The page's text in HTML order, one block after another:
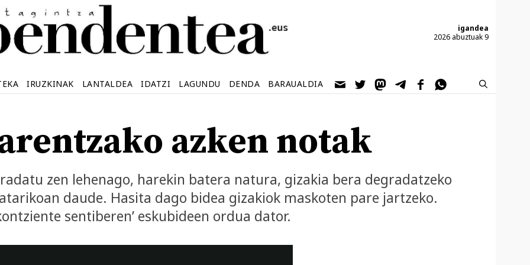
igandea
2026 abuztuak 9
IRUZKINAK LANTALDEA IDATZI LAGUNDU DENDA BARAUALDIA
azken notak
zen lehenago, harekin batera natura, gizakia bera degradatzeko
daude. Hasita dago bidea gizakiok maskoten pare jartzeko.
sentiberen’ eskubideen ordua dator.